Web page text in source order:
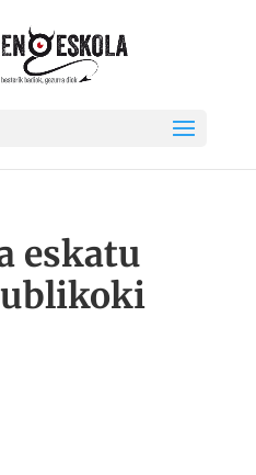
eskatu